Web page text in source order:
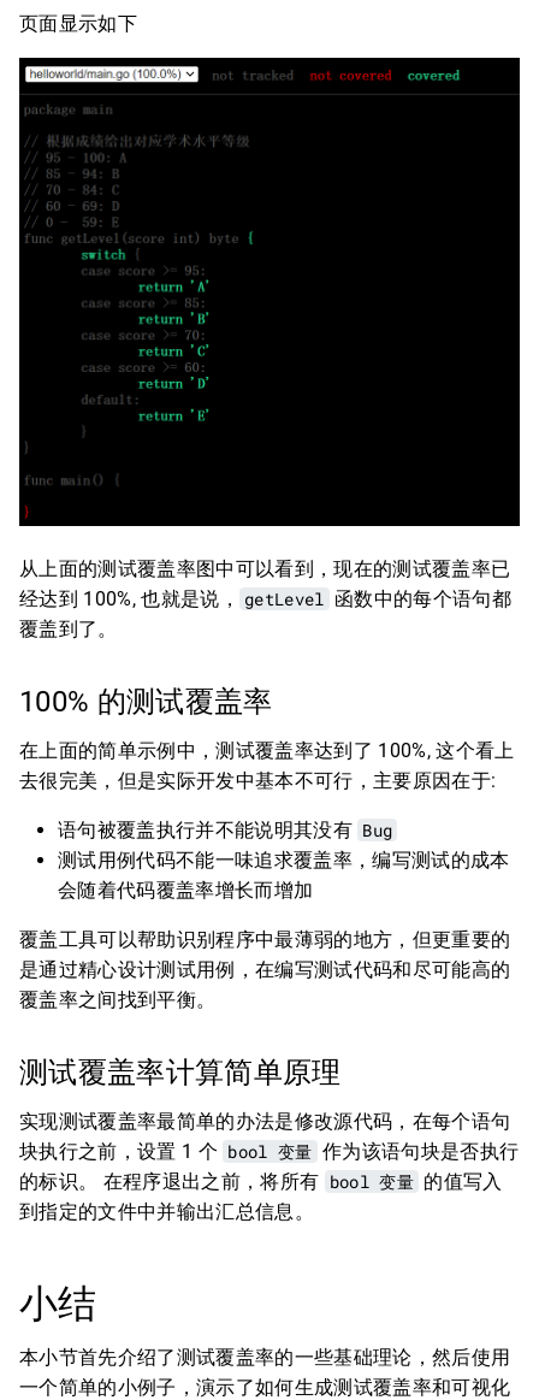
页面显示如下
从上面的测试覆盖率图中可以看到，现在的测试覆盖率已
经达到 100%, 也就是说，
getLevel 函数中的每个语句都
覆盖到了。
100% 的测试覆盖率
在上面的简单示例中，测试覆盖率达到了 100%, 这个看上
去很完美，但是实际开发中基本不可行，主要原因在于:
语句被覆盖执行并不能说明其没有 Bug
测试用例代码不能一味追求覆盖率，编写测试的成本
会随着代码覆盖率增长而增加
覆盖工具可以帮助识别程序中最薄弱的地方，但更重要的
是通过精心设计测试用例，在编写测试代码和尽可能高的
覆盖率之间找到平衡。
测试覆盖率计算简单原理
实现测试覆盖率最简单的办法是修改源代码，在每个语句
块执行之前，设置 1 个 bool 变量 作为该语句块是否执行
的标识。 在程序退出之前，将所有 bool 变量 的值写入
到指定的文件中并输出汇总信息。
小结
本小节首先介绍了测试覆盖率的一些基础理论，然后使用
一个简单的小例子，演示了如何生成测试覆盖率和可视化